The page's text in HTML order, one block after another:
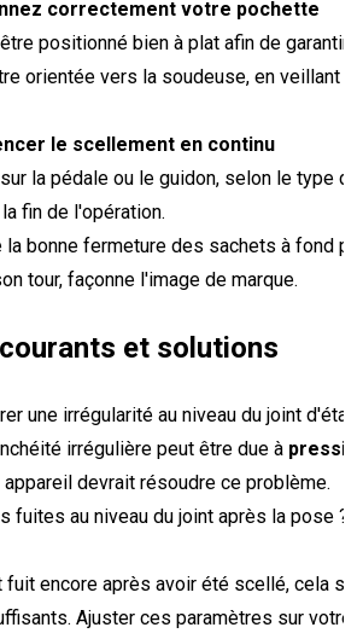
correctement votre pochette
positionné bien à plat afin de garantir
orientée vers la soudeuse, en veillant
le scellement en continu
la pédale ou le guidon, selon le type
fin de l'opération.
bonne fermeture des sachets à fond
tour, façonne l'image de marque.
et solutions
une irrégularité au niveau du joint
irrégulière peut être due à
devrait résoudre ce problème.
fuites au niveau du joint après la pose
fuit encore après avoir été scellé, cela
Ajuster ces paramètres sur votre